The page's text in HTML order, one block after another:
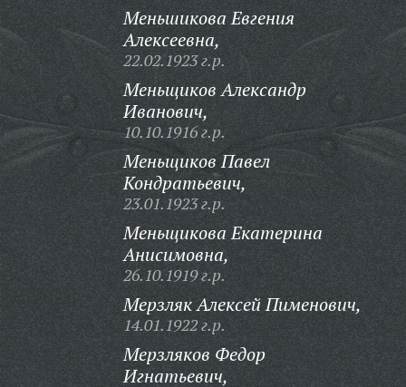
Меньшикова Евгения
Алексеевна,
22.02.1923 г.р.
Меньщиков Александр
Иванович,
10.10.1916 г.р.
Меньщиков Павел
Кондратьевич,
23.01.1923 г.р.
Меньщикова Екатерина
Анисимовна,
26.10.1919 г.р.
Мерзляк Алексей Пименович,
14.01.1922 г.р.
Мерзляков Федор
Игнатьевич,